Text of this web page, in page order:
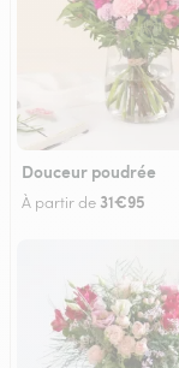
Douceur poudrée
À partir de 31€95